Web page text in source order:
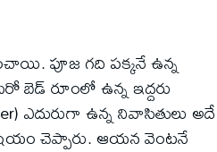
పూజ గది పక్కనే ఉన్న
రూంలో ఉన్న ఇద్దరు
ఎదురుగా ఉన్న నివాసితులు అదే
చెప్పారు. ఆయన వెంటనే